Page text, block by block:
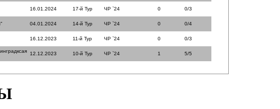
16.01.2024 17-й Тур ЧР `24 0 0/3
04.01.2024 14-й Тур ЧР `24 0 0/4
16.12.2023 11-й Тур ЧР `24 0 0/3
12.12.2023 10-й Тур ЧР `24 1 5/5